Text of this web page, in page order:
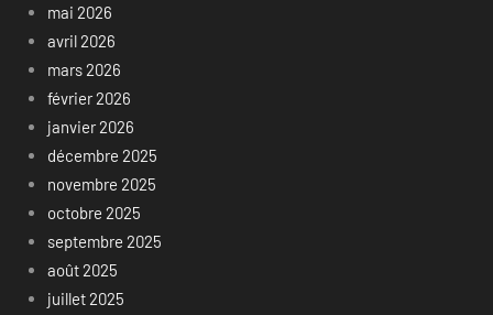
mai 2026
avril 2026
mars 2026
février 2026
janvier 2026
décembre 2025
novembre 2025
octobre 2025
septembre 2025
août 2025
juillet 2025